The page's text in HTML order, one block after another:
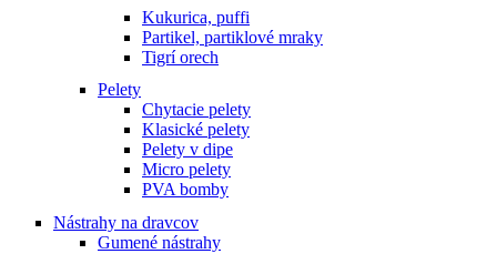
Kukurica, puffi
Partikel, partiklové mraky
Tigrí orech
Pelety
Chytacie pelety
Klasické pelety
Pelety v dipe
Micro pelety
PVA bomby
Nástrahy na dravcov
Gumené nástrahy